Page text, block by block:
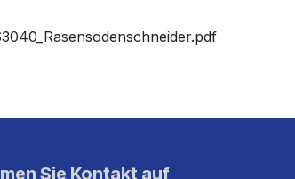
Sie Kontakt auf